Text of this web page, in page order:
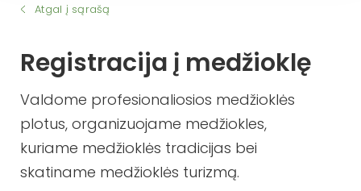
Atgal į sąrašą
Registracija į medžioklę
Valdome profesionaliosios medžioklės
plotus, organizuojame medžiokles,
kuriame medžioklės tradicijas bei
skatiname medžioklės turizmą.